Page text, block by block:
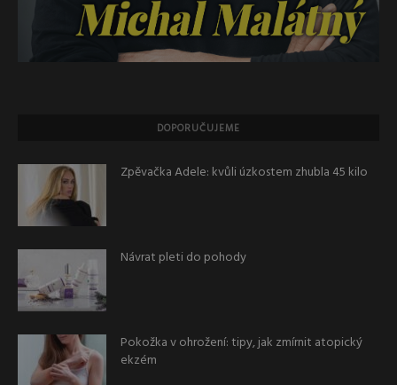
DOPORUČUJEME
Zpěvačka Adele: kvůli úzkostem zhubla 45 kilo
Návrat pleti do pohody
Pokožka v ohrožení: tipy, jak zmírnit atopický
ekzém